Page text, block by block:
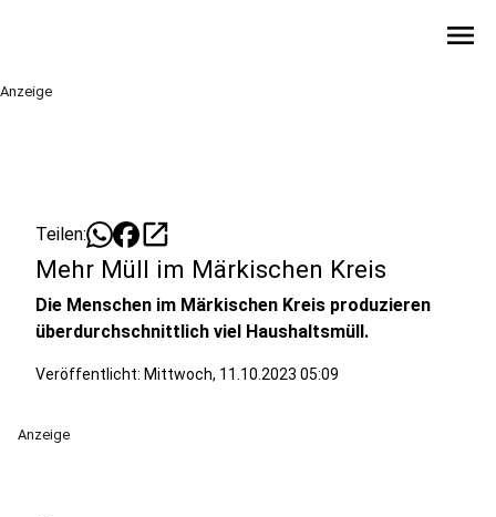
menu
Anzeige
Teilen: open_in_new
Mehr Müll im Märkischen Kreis
Die Menschen im Märkischen Kreis produzieren
überdurchschnittlich viel Haushaltsmüll.
Veröffentlicht: Mittwoch, 11.10.2023 05:09
Anzeige